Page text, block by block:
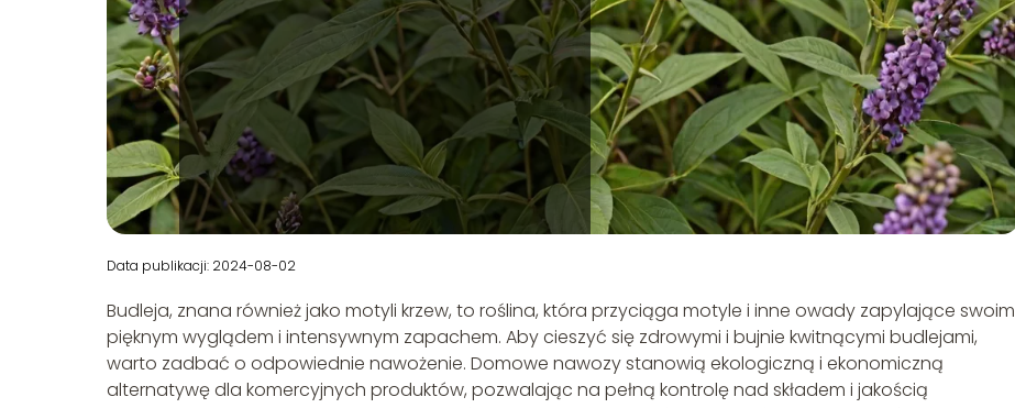
Data publikacji: 2024-08-02
Budleja, znana również jako motyli krzew, to roślina, która przyciąga motyle i inne owady zapylające swoim
pięknym wyglądem i intensywnym zapachem. Aby cieszyć się zdrowymi i bujnie kwitnącymi budlejami,
warto zadbać o odpowiednie nawożenie. Domowe nawozy stanowią ekologiczną i ekonomiczną
alternatywę dla komercyjnych produktów, pozwalając na pełną kontrolę nad składem i jakością